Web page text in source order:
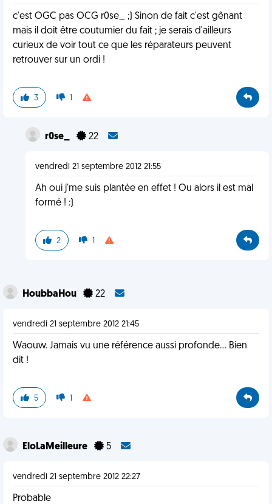
c'est OGC pas OCG r0se_ ;) Sinon de fait c'est gênant
mais il doit être coutumier du fait ; je serais d'ailleurs
curieux de voir tout ce que les réparateurs peuvent
retrouver sur un ordi !
3 1
r0se_ 22
vendredi 21 septembre 2012 21:55
Ah oui j'me suis plantée en effet ! Ou alors il est mal
formé ! :)
2 1
HoubbaHou 22
vendredi 21 septembre 2012 21:45
Waouw. Jamais vu une référence aussi profonde... Bien
dit !
5 1
EloLaMeilleure 5
vendredi 21 septembre 2012 22:27
Probable